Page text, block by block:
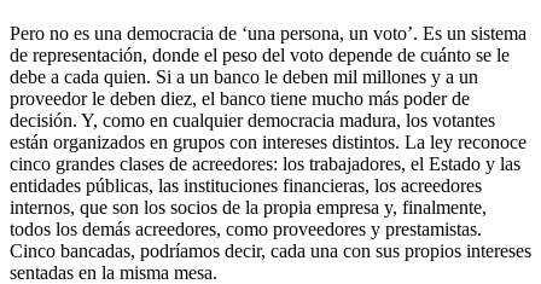
Pero no es una democracia de ‘una persona, un voto’. Es un sistema
de representación, donde el peso del voto depende de cuánto se le
debe a cada quien. Si a un banco le deben mil millones y a un
proveedor le deben diez, el banco tiene mucho más poder de
decisión. Y, como en cualquier democracia madura, los votantes
están organizados en grupos con intereses distintos. La ley reconoce
cinco grandes clases de acreedores: los trabajadores, el Estado y las
entidades públicas, las instituciones financieras, los acreedores
internos, que son los socios de la propia empresa y, finalmente,
todos los demás acreedores, como proveedores y prestamistas.
Cinco bancadas, podríamos decir, cada una con sus propios intereses
sentadas en la misma mesa.